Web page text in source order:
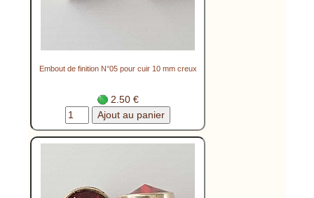
Embout de finition N°05 pour cuir 10 mm creux
2.50 €